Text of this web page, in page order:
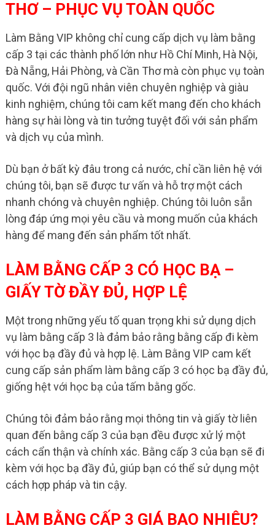
THƠ – PHỤC VỤ TOÀN QUỐC
Làm Bằng VIP không chỉ cung cấp dịch vụ làm bằng
cấp 3 tại các thành phố lớn như Hồ Chí Minh, Hà Nội,
Đà Nẵng, Hải Phòng, và Cần Thơ mà còn phục vụ toàn
quốc. Với đội ngũ nhân viên chuyên nghiệp và giàu
kinh nghiệm, chúng tôi cam kết mang đến cho khách
hàng sự hài lòng và tin tưởng tuyệt đối với sản phẩm
và dịch vụ của mình.
Dù bạn ở bất kỳ đâu trong cả nước, chỉ cần liên hệ với
chúng tôi, bạn sẽ được tư vấn và hỗ trợ một cách
nhanh chóng và chuyên nghiệp. Chúng tôi luôn sẵn
lòng đáp ứng mọi yêu cầu và mong muốn của khách
hàng để mang đến sản phẩm tốt nhất.
LÀM BẰNG CẤP 3 CÓ HỌC BẠ –
GIẤY TỜ ĐẦY ĐỦ, HỢP LỆ
Một trong những yếu tố quan trọng khi sử dụng dịch
vụ làm bằng cấp 3 là đảm bảo rằng bằng cấp đi kèm
với học bạ đầy đủ và hợp lệ. Làm Bằng VIP cam kết
cung cấp sản phẩm làm bằng cấp 3 có học bạ đầy đủ,
giống hệt với học bạ của tấm bằng gốc.
Chúng tôi đảm bảo rằng mọi thông tin và giấy tờ liên
quan đến bằng cấp 3 của bạn đều được xử lý một
cách cẩn thận và chính xác. Bằng cấp 3 của bạn sẽ đi
kèm với học bạ đầy đủ, giúp bạn có thể sử dụng một
cách hợp pháp và tin cậy.
LÀM BẰNG CẤP 3 GIÁ BAO NHIÊU?